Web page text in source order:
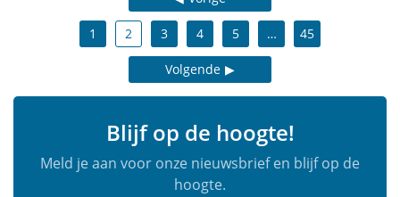
1 2 3 4 5 … 45
Volgende
Blijf op de hoogte!
Meld je aan voor onze nieuwsbrief en blijf op de
hoogte.